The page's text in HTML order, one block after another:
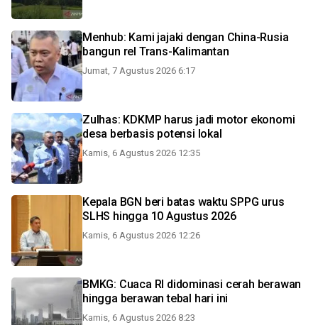
Menhub: Kami jajaki dengan China-Rusia
bangun rel Trans-Kalimantan
Jumat, 7 Agustus 2026 6:17
Zulhas: KDKMP harus jadi motor ekonomi
desa berbasis potensi lokal
Kamis, 6 Agustus 2026 12:35
Kepala BGN beri batas waktu SPPG urus
SLHS hingga 10 Agustus 2026
Kamis, 6 Agustus 2026 12:26
BMKG: Cuaca RI didominasi cerah berawan
hingga berawan tebal hari ini
Kamis, 6 Agustus 2026 8:23